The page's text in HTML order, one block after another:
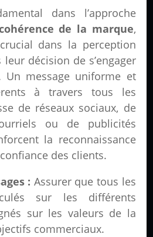
dans l’approche
de la marque,
dans la perception
décision de s’engager
Un message uniforme et
à travers tous les
de réseaux sociaux, de
ou de publicités
la reconnaissance
des clients.
: Assurer que tous les
sur les différents
sur les valeurs de la
commerciaux.